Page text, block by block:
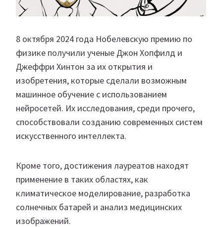
8 октября 2024 года Нобелевскую премию по
физике получили ученые Джон Хопфилд и
Джеффри Хинтон за их открытия и
изобретения, которые сделали возможным
машинное обучение с использованием
нейросетей. Их исследования, среди прочего,
способствовали созданию современных систем
искусственного интеллекта.
Кроме того, достижения лауреатов находят
применение в таких областях, как
климатическое моделирование, разработка
солнечных батарей и анализ медицинских
изображений.